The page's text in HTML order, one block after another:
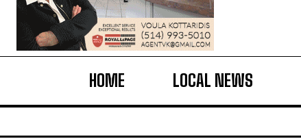
HOME LOCAL NEWS